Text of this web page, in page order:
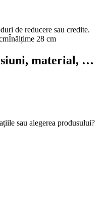
de reducere sau credite.
Înălțime 28 cm
material, …
sau alegerea produsului?